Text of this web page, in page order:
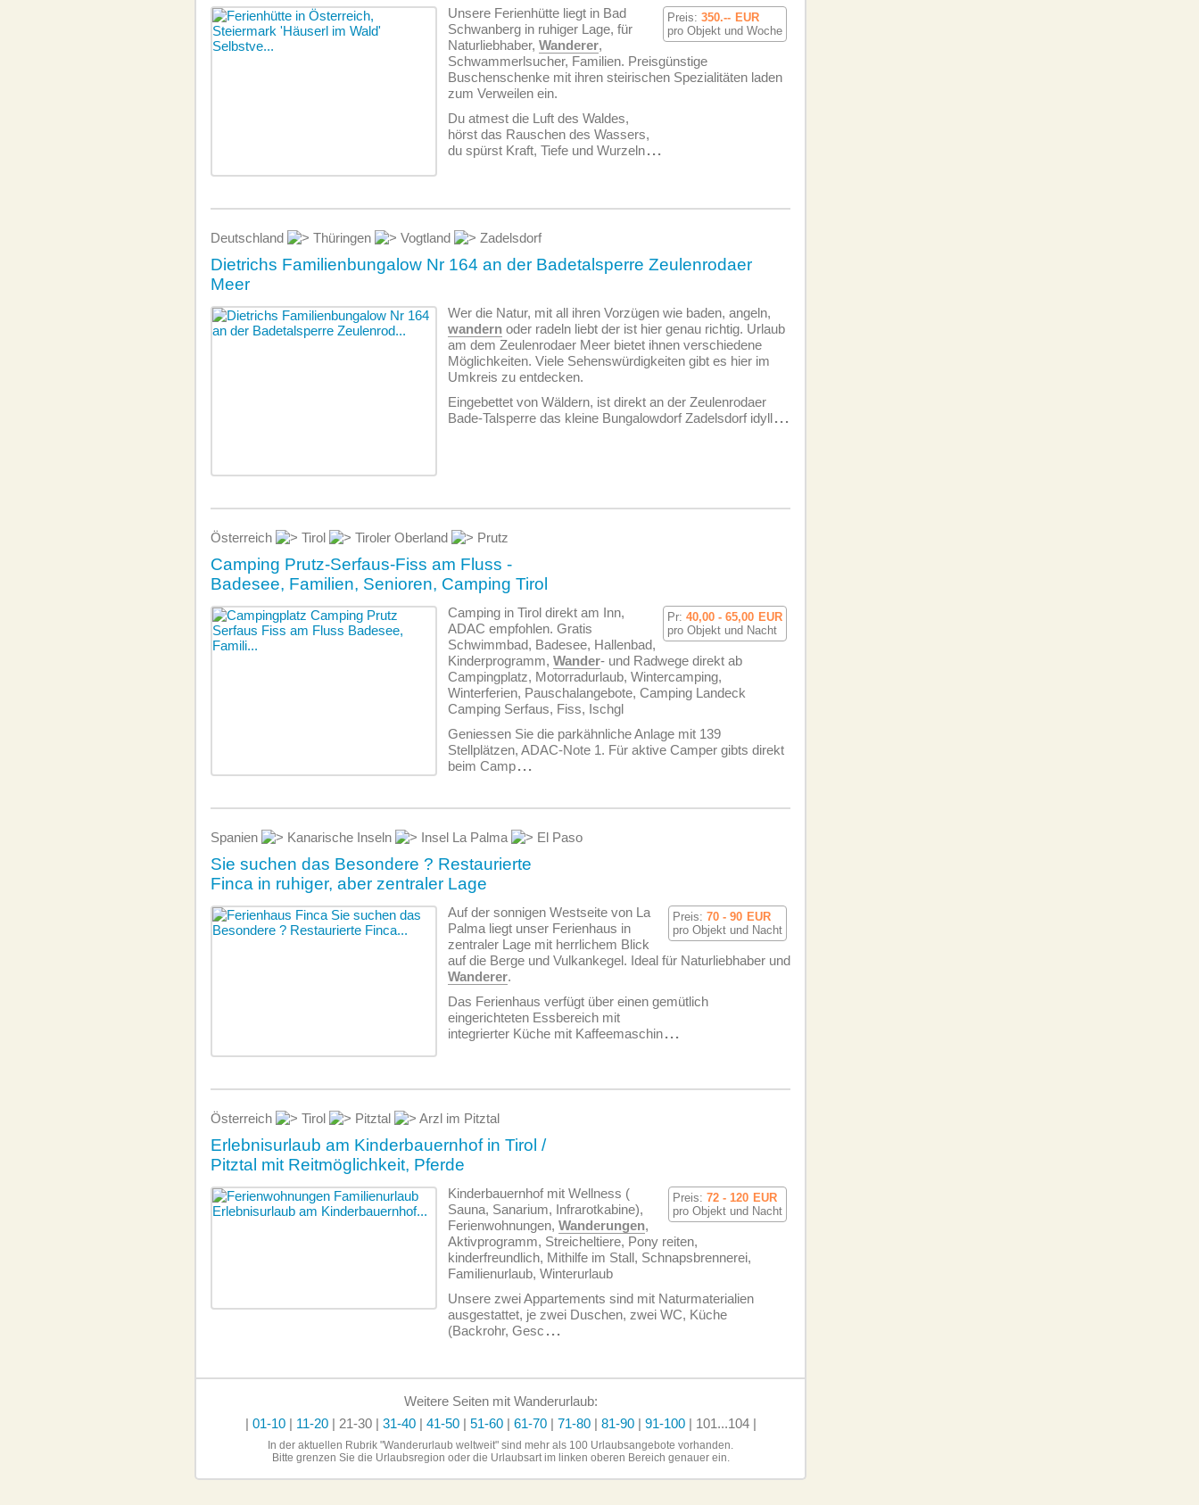
Preis: 350.-- EUR
pro Objekt und Woche
Unsere Ferienhütte liegt in Bad
Schwanberg in ruhiger Lage, für
Naturliebhaber, Wanderer,
Schwammerlsucher, Familien. Preisgünstige
Buschenschenke mit ihren steirischen Spezialitäten laden
zum Verweilen ein.
Du atmest die Luft des Waldes,
hörst das Rauschen des Wassers,
du spürst Kraft, Tiefe und Wurzeln...
Deutschland Thüringen Vogtland Zadelsdorf
Dietrichs Familienbungalow Nr 164 an der Badetalsperre Zeulenrodaer
Meer
Wer die Natur, mit all ihren Vorzügen wie baden, angeln,
wandern oder radeln liebt der ist hier genau richtig. Urlaub
am dem Zeulenrodaer Meer bietet ihnen verschiedene
Möglichkeiten. Viele Sehenswürdigkeiten gibt es hier im
Umkreis zu entdecken.
Eingebettet von Wäldern, ist direkt an der Zeulenrodaer
Bade-Talsperre das kleine Bungalowdorf Zadelsdorf idyll...
Österreich Tirol Tiroler Oberland Prutz
Camping Prutz-Serfaus-Fiss am Fluss -
Badesee, Familien, Senioren, Camping Tirol
Pr: 40,00 - 65,00 EUR
pro Objekt und Nacht
Camping in Tirol direkt am Inn,
ADAC empfohlen. Gratis
Schwimmbad, Badesee, Hallenbad,
Kinderprogramm, Wander- und Radwege direkt ab
Campingplatz, Motorradurlaub, Wintercamping,
Winterferien, Pauschalangebote, Camping Landeck
Camping Serfaus, Fiss, Ischgl
Geniessen Sie die parkähnliche Anlage mit 139
Stellplätzen, ADAC-Note 1. Für aktive Camper gibts direkt
beim Camp...
Spanien Kanarische Inseln Insel La Palma El Paso
Sie suchen das Besondere ? Restaurierte
Finca in ruhiger, aber zentraler Lage
Preis: 70 - 90 EUR
pro Objekt und Nacht
Auf der sonnigen Westseite von La
Palma liegt unser Ferienhaus in
zentraler Lage mit herrlichem Blick
auf die Berge und Vulkankegel. Ideal für Naturliebhaber und
Wanderer.
Das Ferienhaus verfügt über einen gemütlich
eingerichteten Essbereich mit
integrierter Küche mit Kaffeemaschin...
Österreich Tirol Pitztal Arzl im Pitztal
Erlebnisurlaub am Kinderbauernhof in Tirol /
Pitztal mit Reitmöglichkeit, Pferde
Preis: 72 - 120 EUR
pro Objekt und Nacht
Kinderbauernhof mit Wellness (
Sauna, Sanarium, Infrarotkabine),
Ferien­wohnungen, Wanderungen,
Aktivprogramm, Streicheltiere, Pony reiten,
kinderfreundlich, Mithilfe im Stall, Schnapsbrennerei,
Familienurlaub, Winterurlaub
Unsere zwei Appartements sind mit Naturmaterialien
ausgestattet, je zwei Duschen, zwei WC, Küche
(Backrohr, Gesc ...
Weitere Seiten mit Wanderurlaub:
| 01-10 | 11-20 | 21-30 | 31-40 | 41-50 | 51-60 | 61-70 | 71-80 | 81-90 | 91-100 | 101...104|
In der aktuellen Rubrik "Wanderurlaub weltweit" sind mehr als 100 Urlaubsangebote vorhanden.
Bitte grenzen Sie die Urlaubsregion oder die Urlaubsart im linken oberen Bereich genauer ein.